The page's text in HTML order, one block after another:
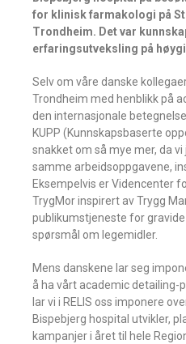
for klinisk farmakologi på
Trondheim. Det var
erfaringsutveksling på
Selv om våre danske
Trondheim med henblikk på
den internasjonale
KUPP (Kunnskapsbaserte
snakket om så mye mer, da
samme arbeidsoppgavene,
Eksempelvis er Videncenter
TrygMor inspirert av Trygg
publikumstjeneste for
spørsmål om legemidler.
Mens danskene lar seg
å ha vårt academic detailing-
lar vi i RELIS oss imponere
Bispebjerg hospital utvikler,
kampanjer i året til hele